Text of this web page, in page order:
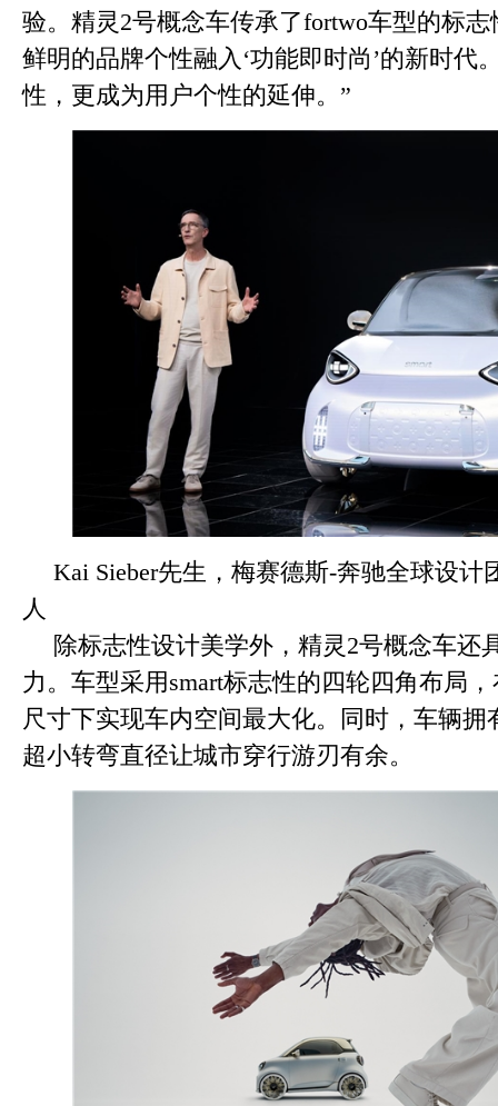
验。精灵2号概念车传承了fortwo车型的标
鲜明的品牌个性融入‘功能即时尚’的新时代
性，更成为用户个性的延伸。”
Kai Sieber先生，梅赛德斯-奔驰全球设计
人
除标志性设计美学外，精灵2号概念车还
力。车型采用smart标志性的四轮四角布局
尺寸下实现车内空间最大化。同时，车辆拥
超小转弯直径让城市穿行游刃有余。